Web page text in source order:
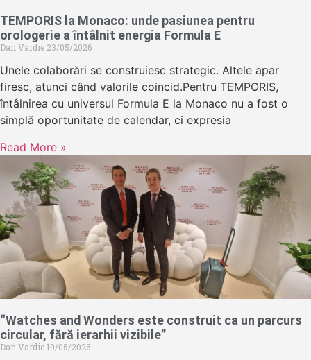
TEMPORIS la Monaco: unde pasiunea pentru
orologerie a întâlnit energia Formula E
Dan Vardie 23/05/2026
Unele colaborări se construiesc strategic. Altele apar
firesc, atunci când valorile coincid.Pentru TEMPORIS,
întâlnirea cu universul Formula E la Monaco nu a fost o
simplă oportunitate de calendar, ci expresia
Read More »
“Watches and Wonders este construit ca un parcurs
circular, fără ierarhii vizibile”
Dan Vardie19/05/2026